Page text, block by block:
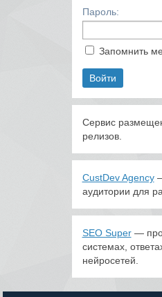
Пароль:
Запомнить
Сервис
релизов.
CustDev Agency—
аудитории для
SEO Super—
системах,
нейросетей.